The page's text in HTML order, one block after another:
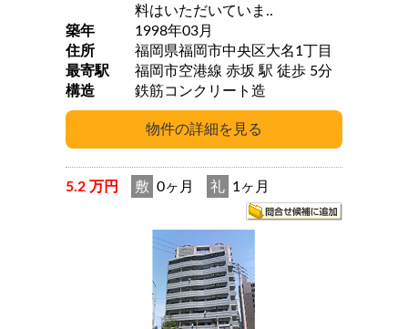
料はいただいていま..
築年
1998年03月
住所
福岡県福岡市中央区大名1丁目
最寄駅
福岡市空港線 赤坂 駅 徒歩 5分
構造
鉄筋コンクリート造
5.2 万円 敷 0ヶ月 礼 1ヶ月